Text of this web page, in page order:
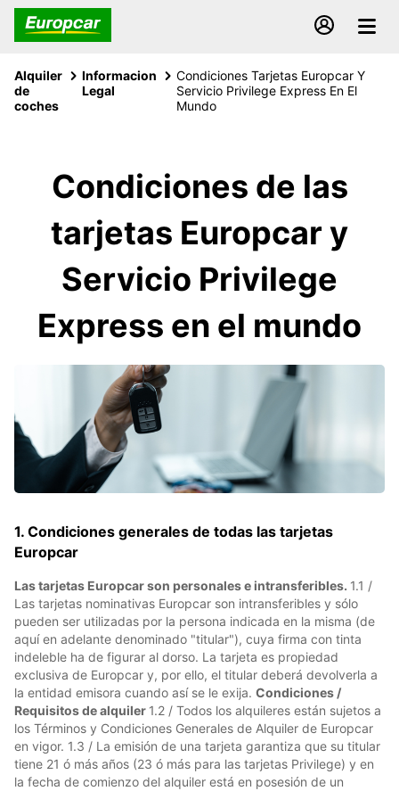
Alquiler
de
coches
Informacion
Legal
Condiciones Tarjetas Europcar Y
Servicio Privilege Express En El
Mundo
Condiciones de las
tarjetas Europcar y
Servicio Privilege
Express en el mundo
1. Condiciones generales de todas las tarjetas
Europcar
Las tarjetas Europcar son personales e intransferibles. 1.1 /
Las tarjetas nominativas Europcar son intransferibles y sólo
pueden ser utilizadas por la persona indicada en la misma (de
aquí en adelante denominado "titular"), cuya firma con tinta
indeleble ha de figurar al dorso. La tarjeta es propiedad
exclusiva de Europcar y, por ello, el titular deberá devolverla a
la entidad emisora cuando así se le exija. Condiciones /
Requisitos de alquiler 1.2 / Todos los alquileres están sujetos a
los Términos y Condiciones Generales de Alquiler de Europcar
en vigor. 1.3 / La emisión de una tarjeta garantiza que su titular
tiene 21 ó más años (23 ó más para las tarjetas Privilege) y en
la fecha de comienzo del alquiler está en posesión de un